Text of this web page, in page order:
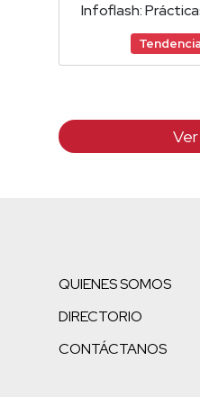
Infoflash:
QUIENES SOMOS
DIRECTORIO
CONTÁCTANOS